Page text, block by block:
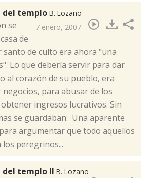
del templo B. Lozano
7 enero, 2007
se
de
santo de culto era ahora "una
Lo que debería servir para dar
al corazón de su pueblo, era
para abusar de los
ingresos lucrativos. Sin
se guardaban: Una aparente
argumentar que todo aquellos
peregrinos...
del templo II B. Lozano